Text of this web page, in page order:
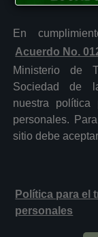
En
Acuerdo No.
Ministerio de
Sociedad de
nuestra
personales.
sitio debe
Política para el
personales
Mail
Entérate
Plataforma